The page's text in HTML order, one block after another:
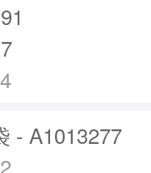
- A1013277